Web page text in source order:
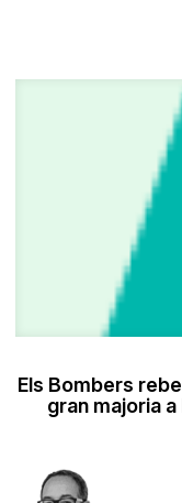
Els Bombers
gran majoria